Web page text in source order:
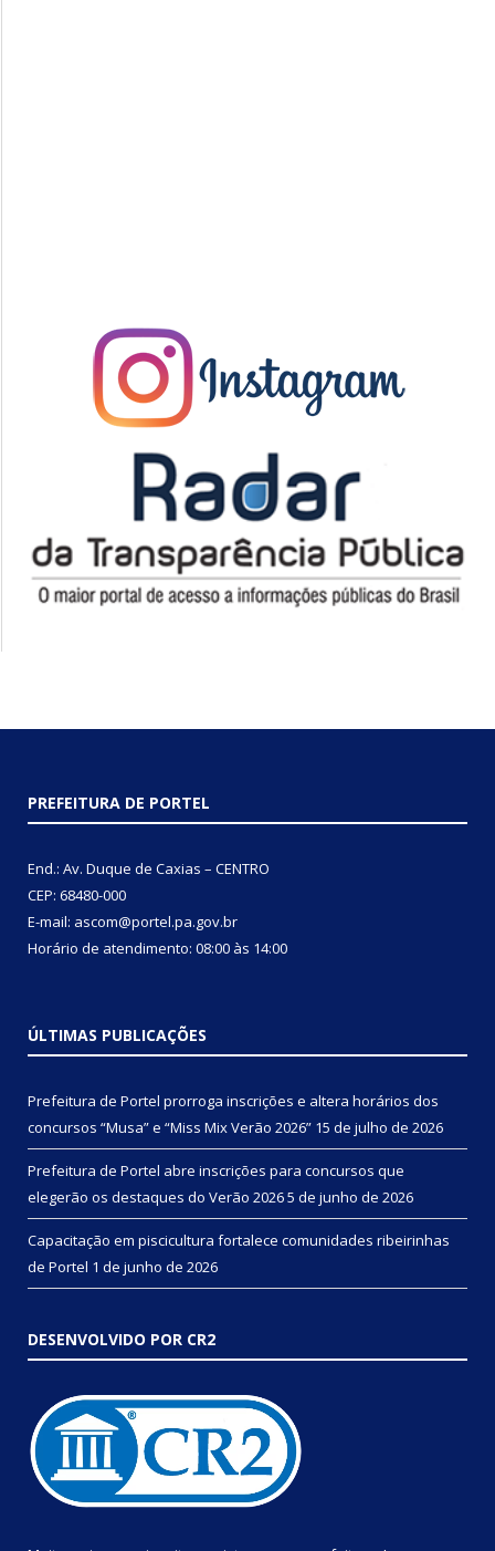
PREFEITURA DE PORTEL
End.: Av. Duque de Caxias – CENTRO
CEP: 68480-000
E-mail: ascom@portel.pa.gov.br
Horário de atendimento: 08:00 às 14:00
ÚLTIMAS PUBLICAÇÕES
Prefeitura de Portel prorroga inscrições e altera horários dos
concursos “Musa” e “Miss Mix Verão 2026” 15 de julho de 2026
Prefeitura de Portel abre inscrições para concursos que
elegerão os destaques do Verão 20265 de junho de 2026
Capacitação em piscicultura fortalece comunidades ribeirinhas
de Portel 1 de junho de 2026
DESENVOLVIDO POR CR2